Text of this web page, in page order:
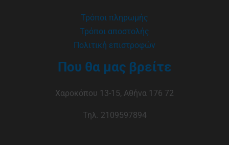
Τρόποι πληρωμής
Τρόποι αποστολής
Πολιτική επιστροφών
Που θα μας βρείτε
Χαροκόπου 13-15, Αθήνα 176 72
Τηλ. 2109597894